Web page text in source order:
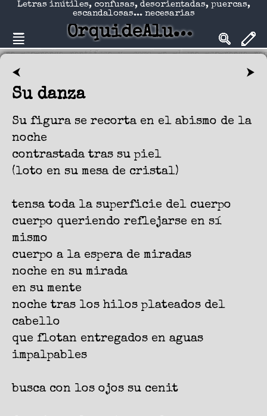
Letras inútiles, confusas, desorientadas, puercas,
escandalosas... necesarias
OrquideAlucinadA
⮜ ⮞
Su danza
Su figura se recorta en el abismo de la
noche
contrastada tras su piel
(loto en su mesa de cristal)
tensa toda la superficie del cuerpo
cuerpo queriendo reflejarse en sí
mismo
cuerpo a la espera de miradas
noche en su mirada
en su mente
noche tras los hilos plateados del
cabello
que flotan entregados en aguas
impalpables
busca con los ojos su cenit